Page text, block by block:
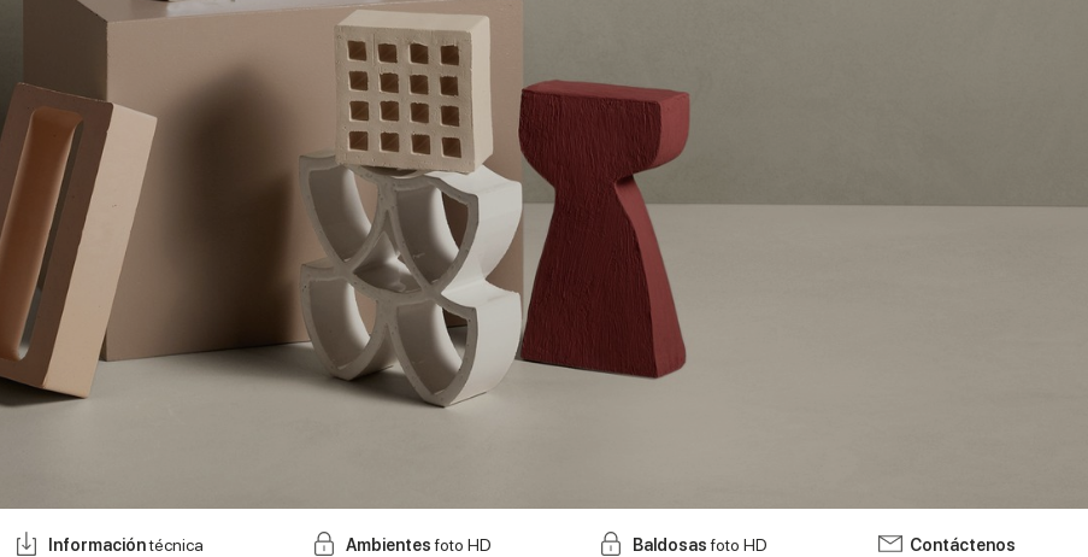
Informacióntécnica Ambientesfoto HD Baldosasfoto HD Contáctenos